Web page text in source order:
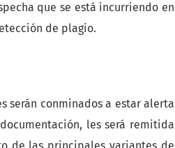
que se está incurriendo en
de plagio.
serán conminados a estar alerta
les será remitida